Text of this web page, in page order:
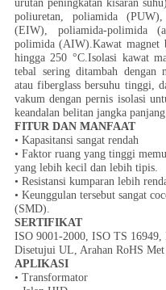
urutan peningkatan kisaran
poliuretan, poliamida
(EIW), poliamida-polimida
polimida (AIW).Kawat magnet
hingga 250 °C.Isolasi kawat
tebal sering ditambah dengan
atau fiberglass bersuhu tinggi,
vakum dengan pernis isolasi
keandalan belitan jangka
FITUR DAN MANFAAT
• Kapasitansi sangat rendah
• Faktor ruang yang tinggi
yang lebih kecil dan lebih tipis.
• Resistansi kumparan lebih
• Keunggulan tersebut sangat
(SMD).
SERTIFIKAT
ISO 9001-2000, ISO TS 16949,
Disetujui UL, Arahan RoHS Met
APLIKASI
• Transformator